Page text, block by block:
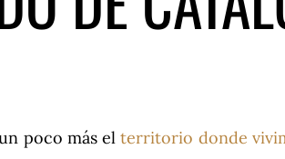
poco más elterritorio donde